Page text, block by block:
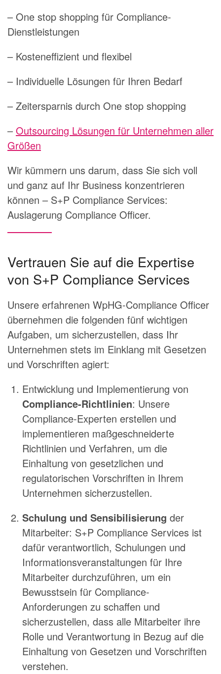
– One stop shopping für Compliance-
Dienstleistungen
– Kosteneffizient und flexibel
– Individuelle Lösungen für Ihren Bedarf
– Zeitersparnis durch One stop shopping
– Outsourcing Lösungen für Unternehmen aller
Größen
Wir kümmern uns darum, dass Sie sich voll
und ganz auf Ihr Business konzentrieren
können – S+P Compliance Services:
Auslagerung Compliance Officer.
Vertrauen Sie auf die Expertise
von S+P Compliance Services
Unsere erfahrenen WpHG-Compliance Officer
übernehmen die folgenden fünf wichtigen
Aufgaben, um sicherzustellen, dass Ihr
Unternehmen stets im Einklang mit Gesetzen
und Vorschriften agiert:
Entwicklung und Implementierung von
Compliance-Richtlinien: Unsere
Compliance-Experten erstellen und
implementieren maßgeschneiderte
Richtlinien und Verfahren, um die
Einhaltung von gesetzlichen und
regulatorischen Vorschriften in Ihrem
Unternehmen sicherzustellen.
Schulung und Sensibilisierung der
Mitarbeiter: S+P Compliance Services ist
dafür verantwortlich, Schulungen und
Informationsveranstaltungen für Ihre
Mitarbeiter durchzuführen, um ein
Bewusstsein für Compliance-
Anforderungen zu schaffen und
sicherzustellen, dass alle Mitarbeiter ihre
Rolle und Verantwortung in Bezug auf die
Einhaltung von Gesetzen und Vorschriften
verstehen.